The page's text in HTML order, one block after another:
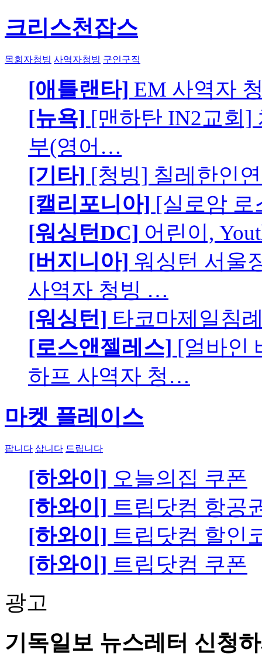
크리스천잡스
목회자청빙 사역자청빙 구인구직
[애틀랜타] EM 사역자
[뉴욕] [맨하탄 IN2교회]
부(영어…
[기타] [청빙] 칠레한인
[캘리포니아] [실로암 로
[워싱턴DC] 어린이,
[버지니아] 워싱턴 서울
사역자 청빙 …
[워싱턴] 타코마제일침
[로스앤젤레스] [얼바인
하프 사역자 청…
마켓 플레이스
팝니다 삽니다 드립니다
[하와이] 오늘의집 쿠폰
[하와이] 트립닷컴 항공
[하와이] 트립닷컴 할인
[하와이] 트립닷컴 쿠폰
광고
기독일보 뉴스레터 신청